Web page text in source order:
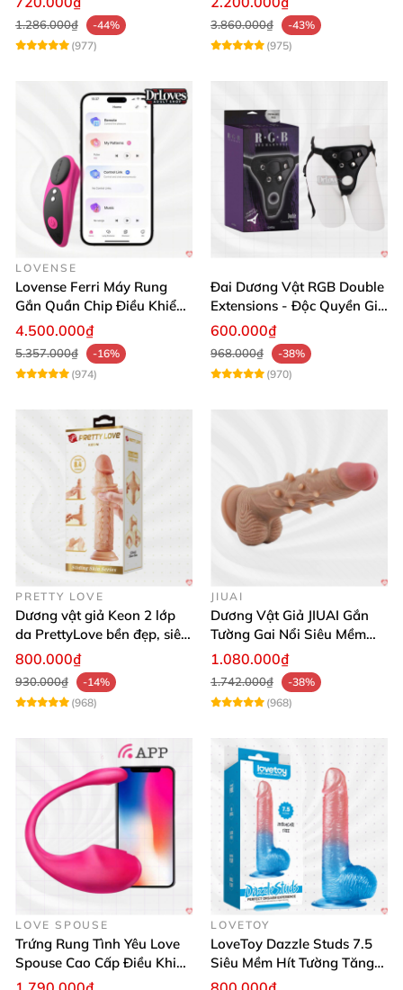
1.286.000₫
-44%
(977)
3.860.000₫
-43%
(975)
LOVENSE
Lovense Ferri Máy Rung
Gắn Quần Chip Điều Khiển
App Tăng Hưng Phấn
4.500.000₫
5.357.000₫
-16%
(974)
Đai Dương Vật RGB Double
Extensions - Độc Quyền Giá
Sốc
600.000₫
968.000₫
-38%
(970)
PRETTY LOVE
Dương vật giả Keon 2 lớp
da PrettyLove bền đẹp, siêu
mềm mại
800.000₫
930.000₫
-14%
(968)
JIUAI
Dương Vật Giả JIUAI Gắn
Tường Gai Nổi Siêu Mềm
Thoải Mái Mua Ngay
1.080.000₫
1.742.000₫
-38%
(968)
LOVE SPOUSE
Trứng Rung Tình Yêu Love
Spouse Cao Cấp Điều Khiển
App Đỉnh Cao
LOVETOY
LoveToy Dazzle Studs 7.5
Siêu Mềm Hít Tường Tăng
Khoái Cảm